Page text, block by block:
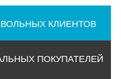
КЛИЕНТОВ
ПОКУПАТЕЛЕЙ